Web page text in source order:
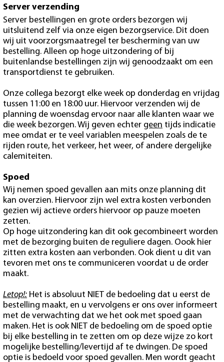
Server verzending
Server bestellingen en grote orders bezorgen wij
uitsluitend zelf via onze eigen bezorgservice. Dit doen
wij uit voorzorgsmaatregel ter bescherming van uw
bestelling. Alleen op hoge uitzondering of bij
buitenlandse bestellingen zijn wij genoodzaakt om een
transportdienst te gebruiken.
Onze collega bezorgt elke week op donderdag en vrijdag
tussen 11:00 en 18:00 uur. Hiervoor verzenden wij de
planning de woensdag ervoor naar alle klanten waar we
die week bezorgen. Wij geven echter geen tijds indicatie
mee omdat er te veel variablen meespelen zoals de te
rijden route, het verkeer, het weer, of andere dergelijke
calemiteiten.
Spoed
Wij nemen spoed gevallen aan mits onze planning dit
kan overzien. Hiervoor zijn wel extra kosten verbonden
gezien wij actieve orders hiervoor op pauze moeten
zetten.
Op hoge uitzondering kan dit ook gecombineert worden
met de bezorging buiten de reguliere dagen. Oook hier
zitten extra kosten aan verbonden. Ook dient u dit van
tevoren met ons te communiceren voordat u de order
maakt.
Letop!: Het is absoluut NIET de bedoeling dat u eerst de
bestelling maakt, en u vervolgens er ons over informeert
met de verwachting dat we het ook met spoed gaan
maken. Het is ook NIET de bedoeling om de spoed optie
bij elke bestelling in te zetten om op deze wijze zo kort
mogelijke bestelling/levertijd af te dwingen. De spoed
optie is bedoeld voor spoed gevallen. Men wordt geacht